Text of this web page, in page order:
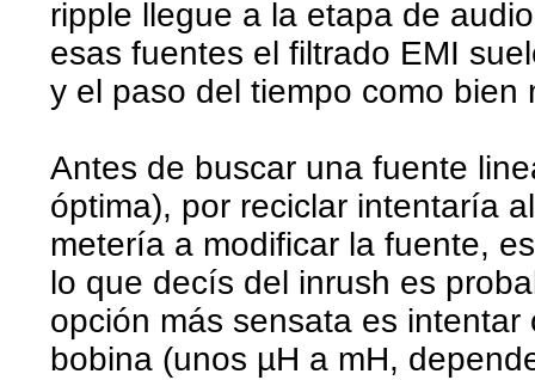
ripple llegue a la etapa de
esas fuentes el filtrado EMI
y el paso del tiempo como
Antes de buscar una fuente
óptima), por reciclar intentaría
metería a modificar la fuente,
lo que decís del inrush es
opción más sensata es
bobina (unos µH a mH,